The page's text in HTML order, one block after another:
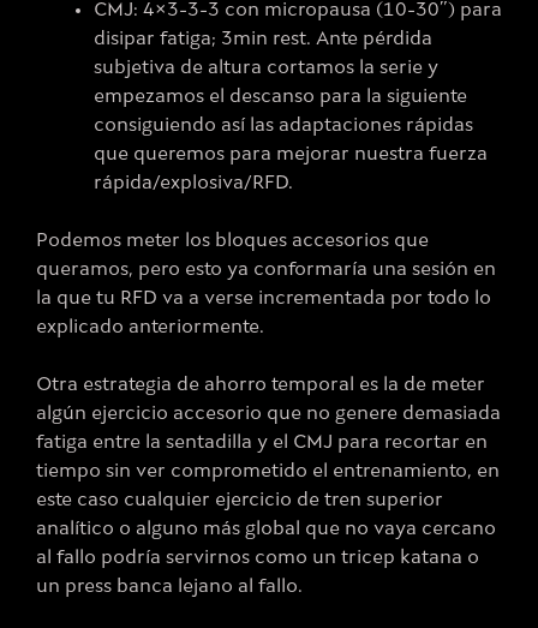
CMJ: 4×3-3-3 con micropausa (10-30”) para
disipar fatiga; 3min rest. Ante pérdida
subjetiva de altura cortamos la serie y
empezamos el descanso para la siguiente
consiguiendo así las adaptaciones rápidas
que queremos para mejorar nuestra fuerza
rápida/explosiva/RFD.
Podemos meter los bloques accesorios que
queramos, pero esto ya conformaría una sesión en
la que tu RFD va a verse incrementada por todo lo
explicado anteriormente.
Otra estrategia de ahorro temporal es la de meter
algún ejercicio accesorio que no genere demasiada
fatiga entre la sentadilla y el CMJ para recortar en
tiempo sin ver comprometido el entrenamiento, en
este caso cualquier ejercicio de tren superior
analítico o alguno más global que no vaya cercano
al fallo podría servirnos como un tricep katana o
un press banca lejano al fallo.